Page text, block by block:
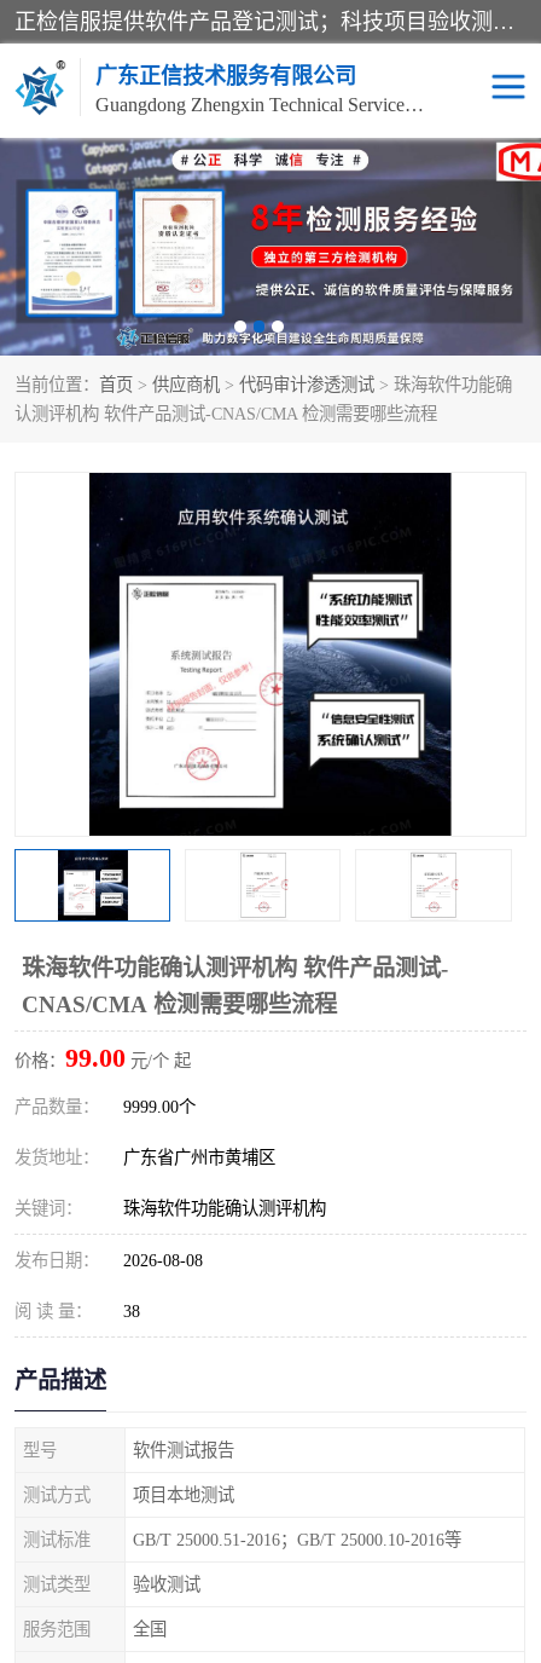
正检信服提供软件产品登记测试；科技项目验收测试；产品确认测试；功能测试；性能测试；安全测试；代码审计测试；漏洞扫描测试；渗透测试；风险评估测试；信息安全等级保护测评；双软认定；实验室建设质量体系建设；软件着作权、软件评测等服务。
广东正信技术服务有限公司
Guangdong Zhengxin Technical Service Co., Ltd
当前位置： 首页 > 供应商机 > 代码审计渗透测试 > 珠海软件功能确
认测评机构 软件产品测试-CNAS/CMA 检测需要哪些流程
珠海软件功能确认测评机构 软件产品测试-
CNAS/CMA 检测需要哪些流程
价格： 99.00 元/个 起
产品数量： 9999.00个
发货地址： 广东省广州市黄埔区
关键词： 珠海软件功能确认测评机构
发布日期： 2026-08-08
阅 读 量： 38
产品描述
型号 软件测试报告
测试方式 项目本地测试
测试标准 GB/T 25000.51-2016；GB/T 25000.10-2016等
测试类型 验收测试
服务范围 全国
电子政务验收测评 数字信息化验收测评
应用软件系统测试 信息系统漏洞扫描
科技成果鉴定测试 软件产品登记测试
信息安全风险评估 系统性能效率测试